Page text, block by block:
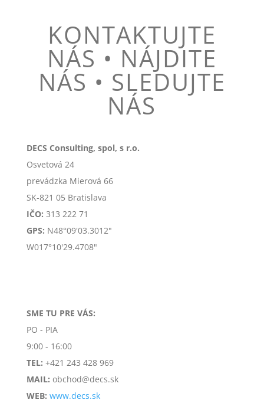
KONTAKTUJTE
NÁS • NÁJDITE
NÁS • SLEDUJTE
NÁS
DECS Consulting, spol, s r.o.
Osvetová 24
prevádzka Mierová 66
SK-821 05 Bratislava
IČO: 313 222 71
GPS: N48°09'03.3012"
W017°10'29.4708"
SME TU PRE VÁS:
PO - PIA
9:00 - 16:00
TEL: +421 243 428 969
MAIL: obchod@decs.sk
WEB: www.decs.sk